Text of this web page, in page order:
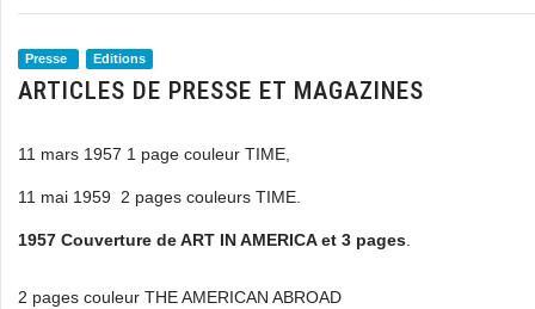
Presse Editions
ARTICLES DE PRESSE ET MAGAZINES
11 mars 1957 1 page couleur TIME,
11 mai 1959 2 pages couleurs TIME.
1957 Couverture de ART IN AMERICA et 3 pages
2 pages couleur THE AMERICAN ABROAD